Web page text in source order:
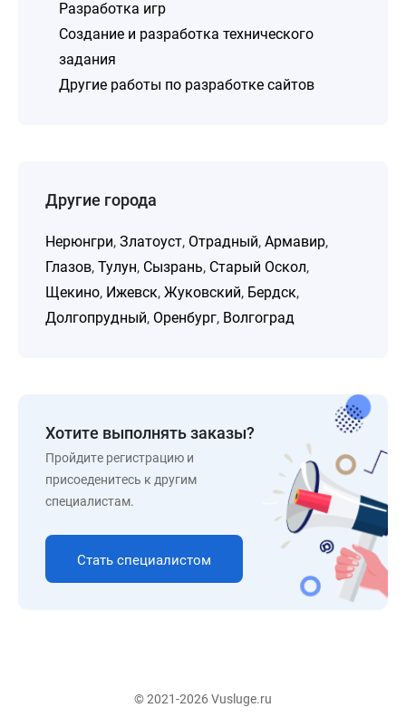
Разработка игр
Создание и разработка технического
задания
Другие работы по разработке сайтов
Другие города
Нерюнгри, Златоуст, Отрадный, Армавир,
Глазов, Тулун, Сызрань, Старый Оскол,
Щекино, Ижевск, Жуковский, Бердск,
Долгопрудный, Оренбург, Волгоград
Хотите выполнять заказы?
Пройдите регистрацию и
присоеденитесь к другим
специалистам.
Стать специалистом
© 2021-2026 Vusluge.ru